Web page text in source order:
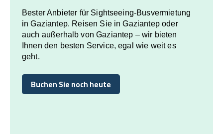
Bester Anbieter für Sightseeing-Busvermietung
in Gaziantep. Reisen Sie in Gaziantep oder
auch außerhalb von Gaziantep – wir bieten
Ihnen den besten Service, egal wie weit es
geht.
Buchen Sie noch heute
Buchen Sie noch heute